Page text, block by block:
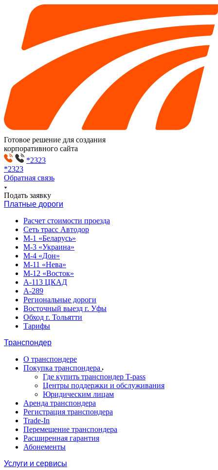
Готовое решение для создания
корпоративного сайта
*2323
*2323
Обратная связь
Подать заявку
Платные дороги
Расчет стоимости проезда
Сеть трасс Автодор
М-1 «Беларусь»
М-3 «Украина»
М-4 «Дон»
М-11 «Нева»
М-12 «Восток»
А-113 ЦКАД
А-289
Региональные дороги
Восточный выезд г. Уфы
Обход г. Тольятти
Тарифы
Транспондер
О транспондере
Покупка транспондера
Где купить транспондер T-pass
Центры поддержки и обслуживания
Юридическим лицам
Аренда транспондера
Регистрация транспондера
Trade-In
Перемещение транспондера
Расширенная гарантия
Абонементы
Услуги и сервисы